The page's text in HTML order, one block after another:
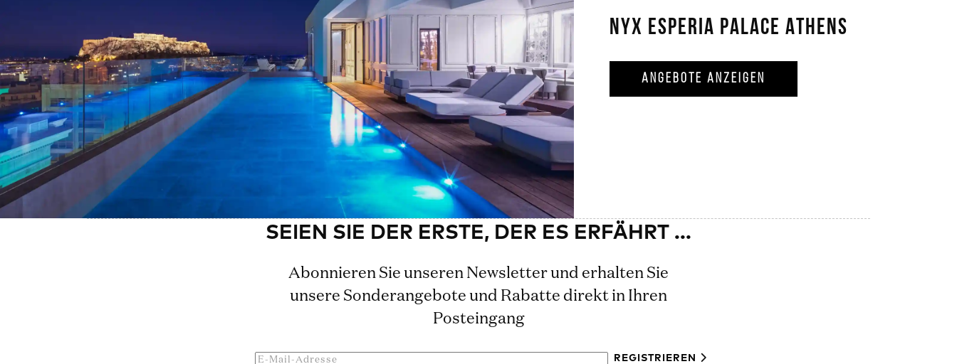
NYX ESPERIA PALACE ATHENS
ANGEBOTE ANZEIGEN
Abonnieren Sie unseren Newsletter und erhalten Sie
unsere Sonderangebote und Rabatte direkt in Ihren
Posteingang
REGISTRIEREN